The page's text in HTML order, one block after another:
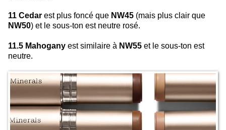
11 Cedar est plus foncé que NW45 (mais plus clair que
NW50) et le sous-ton est neutre rosé.
11.5 Mahogany est similaire à NW55 et le sous-ton est
neutre.